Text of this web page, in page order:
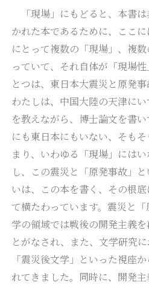
「現場」にもどると、本書
かれた本であるために、ここに
にとって複数の「現場」、複
っていて、それ自体が「現場
とつは、東日本大震災と原発事
わたしは、中国大陸の天津に
を教えながら、博士論文を書
にも東日本にもいない、そも
まり、いわゆる「現場」には
し、この震災と「原発事故」
いは、この本を書く、その根
て横たわっています。震災と
学の領域では戦後の開発主義
とがなされ、また、文学研究
「震災後文学」といった視座
れてきました。同時に、開発